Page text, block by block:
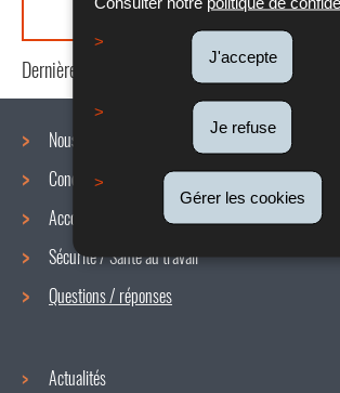
J'accepte
Je refuse
Gérer les cookies
Dernière mise à jour 21/07/2020
Menu
de
navigation
Nous connaître
Conditions de travail
Accords collectifs
Sécurité / Santé au travail
Questions / réponses
Actualités